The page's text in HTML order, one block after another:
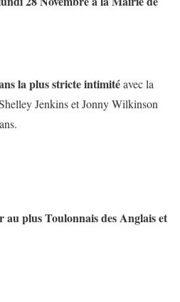
la plus stricte intimitéavec la
Jenkins et Jonny Wilkinson
au plus Toulonnais des Anglais et